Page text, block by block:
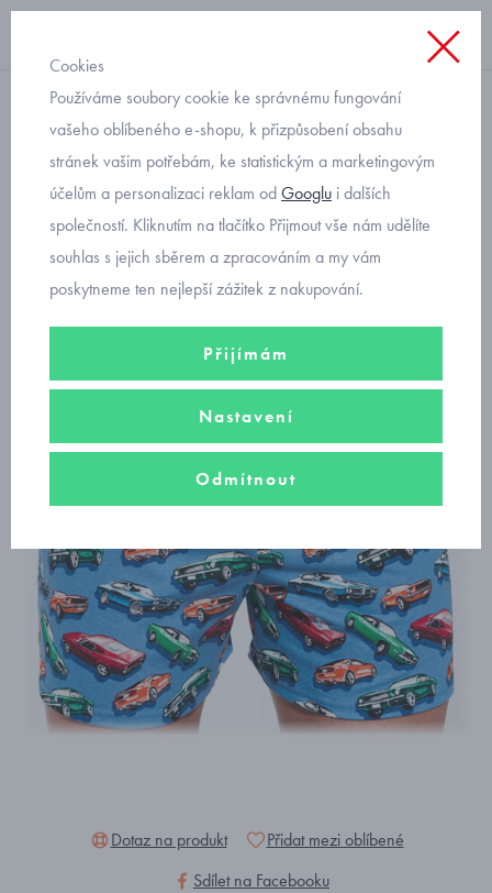
boxerky
dětské volné trenýrky
Cornette s auty
Dotaz na produkt
Přidat mezi oblíbené
Sdílet na Facebooku
Cookies
Používáme soubory cookie ke správnému fungování
vašeho oblíbeného e-shopu, k přizpůsobení obsahu
stránek vašim potřebám, ke statistickým a marketingovým
účelům a personalizaci reklam odGooglu i dalších
společností. Kliknutím na tlačítko Přijmout vše nám udělíte
souhlas s jejich sběrem a zpracováním a my vám
poskytneme ten nejlepší zážitek z nakupování.
Přijímám
Nastavení
Odmítnout